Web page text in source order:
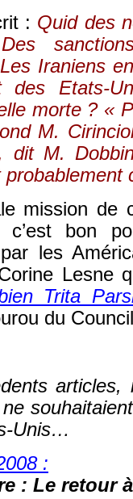
: Quid des
Iraniens
des Etats-
morte ? «
M.
dit M.
mission de
c’est bon
les
Lesne
Trita
du
Unis…
:
: Le retour